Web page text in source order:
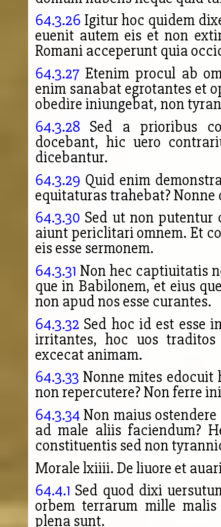
64.3.26 Igitur hoc quidem
euenit autem eis et non
Romani acceperunt quia
64.3.27Etenim procul ab
enim sanabat egrotantes et
obedire iniungebat, non
64.3.28 Sed a prioribus
docebant, hic uero
dicebantur.
64.3.29 Quid enim
equitaturas trahebat? Nonne
64.3.30 Sed ut non putentur
aiunt periclitari omnem. Et
eis esse sermonem.
64.3.31 Non hec captiuitatis
que in Babilonem, et eius
non apud nos esse curantes.
64.3.32 Sed hoc id est esse
irritantes, hoc uos
excecat animam.
64.3.33 Nonne mites edocuit
non repercutere? Non ferre
64.3.34 Non maius
ad male aliis faciendum?
constituentis sed non
Morale lxiiii. De liuore et
64.4.1 Sed quod dixi
orbem terrarum mille
plena sunt.